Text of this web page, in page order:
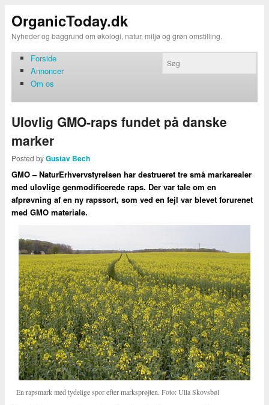
OrganicToday.dk
Nyheder og baggrund om økologi, natur, miljø og grøn omstilling.
Forside
Annoncer
Om os
Ulovlig GMO-raps fundet på danske
marker
Posted byGustav Bech
GMO – NaturErhvervstyrelsen har destrueret tre små markarealer
med ulovlige genmodificerede raps. Der var tale om en
afprøvning af en ny rapssort, som ved en fejl var blevet forurenet
med GMO materiale.
En rapsmark med tydelige spor efter marksprøjten. Foto: Ulla Skovsbøl